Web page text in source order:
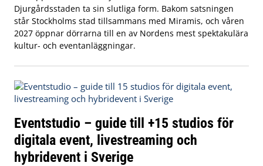
Djurgårdsstaden ta sin slutliga form. Bakom satsningen
står Stockholms stad tillsammans med Miramis, och våren
2027 öppnar dörrarna till en av Nordens mest spektakulära
kultur- och eventanläggningar.
Eventstudio – guide till +15 studios för
digitala event, livestreaming och
hybridevent i Sverige